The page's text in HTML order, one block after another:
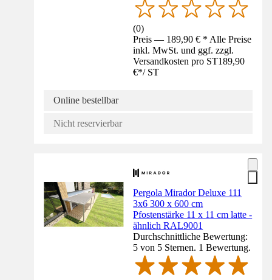
(0)
Preis — 189,90 € * Alle Preise
inkl. MwSt. und ggf. zzgl.
Versandkosten pro ST189,90
€*/ ST
Online bestellbar
Nicht reservierbar
Pergola Mirador Deluxe 111
3x6 300 x 600 cm
Pfostenstärke 11 x 11 cm latte -
ähnlich RAL9001
Durchschnittliche Bewertung:
5 von 5 Sternen. 1 Bewertung.